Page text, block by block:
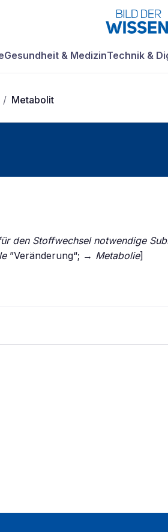
Gesundheit & MedizinTechnik &
/ Metabolit
den Stoffwechsel notwendige
”Veränderung“; → Metabolie]